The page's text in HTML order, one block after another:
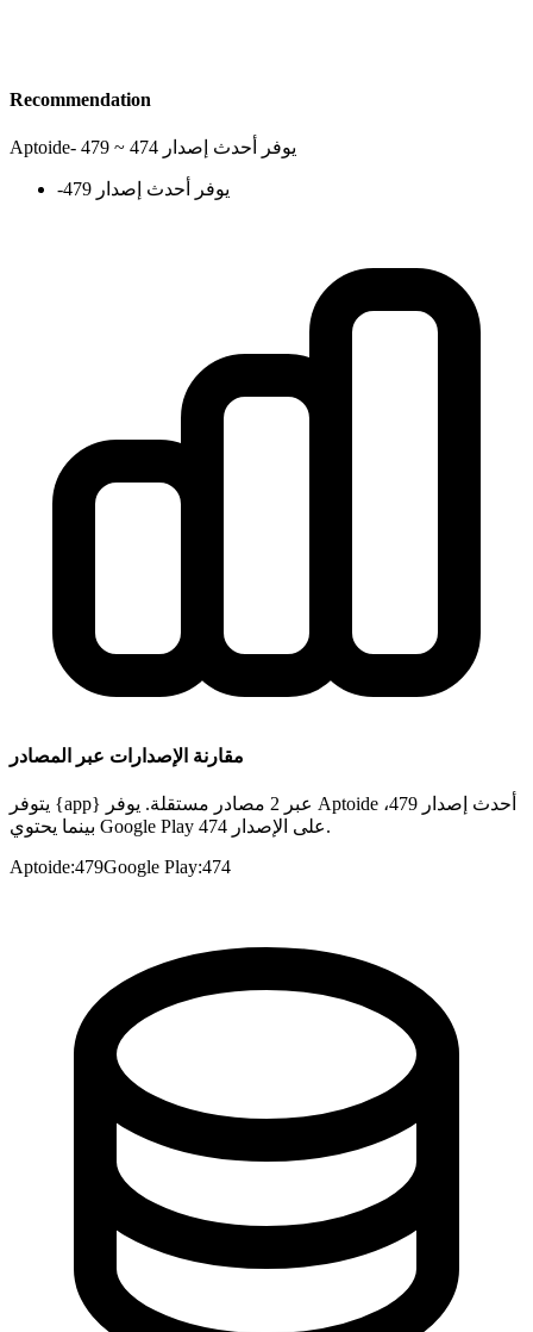
Recommendation
Aptoide- يوفر أحدث إصدار 474 ~ 479
- يوفر أحدث إصدار 479
مقارنة الإصدارات عبر المصادر
يتوفر {app} عبر 2 مصادر مستقلة. يوفر Aptoide أحدث إصدار 479،
بينما يحتوي Google Play على الإصدار 474.
Aptoide:479Google Play:474